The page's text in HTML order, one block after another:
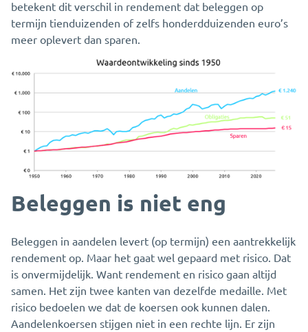
betekent dit verschil in rendement dat beleggen op
termijn tienduizenden of zelfs honderdduizenden euro’s
meer oplevert dan sparen.
Beleggen is niet eng
Beleggen in aandelen levert (op termijn) een aantrekkelijk
rendement op. Maar het gaat wel gepaard met risico. Dat
is onvermijdelijk. Want rendement en risico gaan altijd
samen. Het zijn twee kanten van dezelfde medaille. Met
risico bedoelen we dat de koersen ook kunnen dalen.
Aandelenkoersen stijgen niet in een rechte lijn. Er zijn